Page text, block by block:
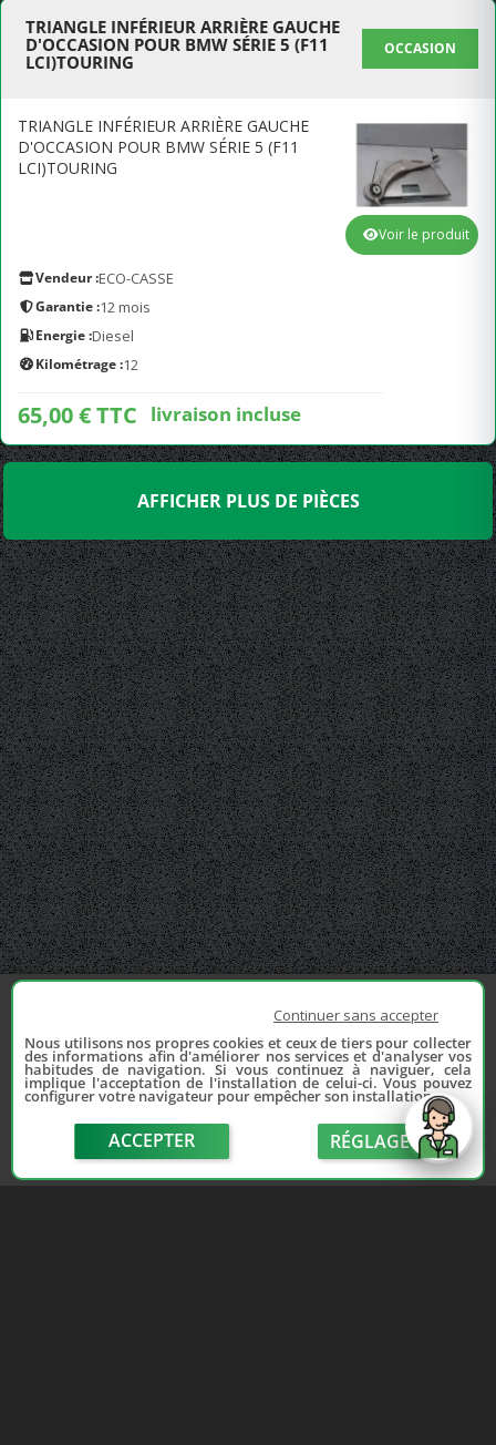
TRIANGLE INFÉRIEUR ARRIÈRE GAUCHE
D'OCCASION POUR BMW SÉRIE 5 (F11
LCI)TOURING
OCCASION
TRIANGLE INFÉRIEUR ARRIÈRE GAUCHE
D'OCCASION POUR BMW SÉRIE 5 (F11
LCI)TOURING
Vendeur :ECO-CASSE
Garantie :12 mois
Energie :Diesel
Kilométrage :12
65,00 € TTC livraison incluse
Voir le produit
AFFICHER PLUS DE PIÈCES
Continuer sans accepter
Nous utilisons nos propres cookies et ceux de tiers pour collecter
des informations afin d'améliorer nos services et d'analyser vos
habitudes de navigation. Si vous continuez à naviguer, cela
implique l'acceptation de l'installation de celui-ci. Vous pouvez
configurer votre navigateur pour empêcher son installation.
ACCEPTER RÉGLAGE